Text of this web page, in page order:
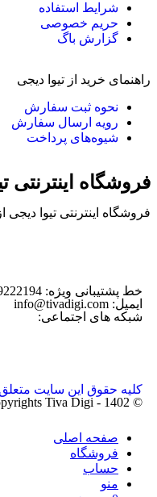
شرایط استفاده
حریم خصوصی
گزارش باگ
راهنمای خرید از تیوا دیجی
نحوه ثبت سفارش
رویه ارسال سفارش
شیوه‌های پرداخت
فروشگاه اینترنتی
فروشگاه اینترنتی تیوا
خط پشتیبانی ویژه: 09199222194
ایمیل: info@tivadigi.com
شبکه های اجتماعی:
کلیه حقوق این سایت
© Copyrights Tiva Digi - 1402
صفحه اصلی
فروشگاه
حساب
منو